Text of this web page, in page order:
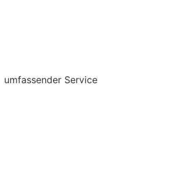
umfassender Service